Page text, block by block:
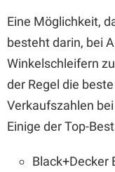
Eine Möglichkeit,
besteht darin, bei
Winkelschleifern
der Regel die
Verkaufszahlen
Einige der Top-
Black+Decker